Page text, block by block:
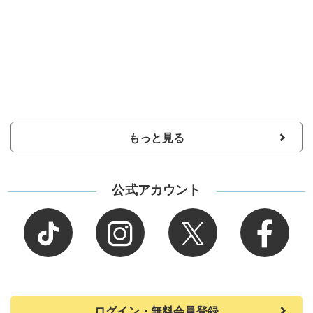
もっと見る
公式アカウント